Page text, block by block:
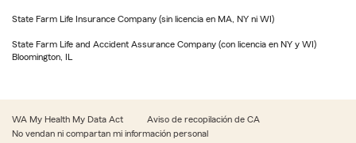
State Farm Life Insurance Company (sin licencia en MA, NY ni WI)
State Farm Life and Accident Assurance Company (con licencia en NY y WI)
Bloomington, IL
WA My Health My Data Act
Aviso de recopilación de CA
No vendan ni compartan mi información personal